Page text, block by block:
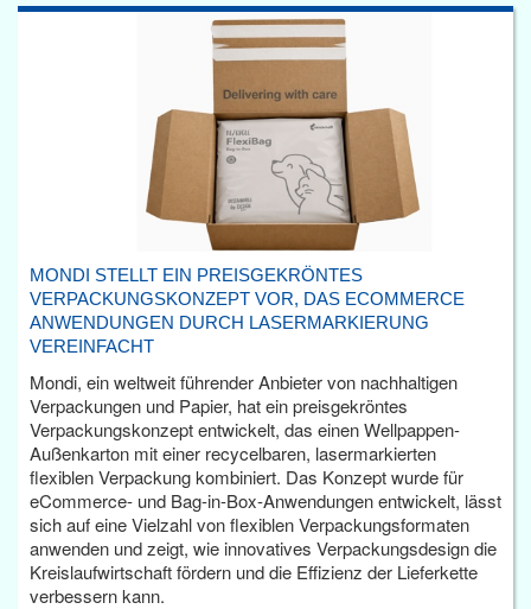
MONDI STELLT EIN PREISGEKRÖNTES
VERPACKUNGSKONZEPT VOR, DAS ECOMMERCE
ANWENDUNGEN DURCH LASERMARKIERUNG
VEREINFACHT
Mondi, ein weltweit führender Anbieter von nachhaltigen
Verpackungen und Papier, hat ein preisgekröntes
Verpackungskonzept entwickelt, das einen Wellpappen-
Außenkarton mit einer recycelbaren, lasermarkierten
flexiblen Verpackung kombiniert. Das Konzept wurde für
eCommerce- und Bag-in-Box-Anwendungen entwickelt, lässt
sich auf eine Vielzahl von flexiblen Verpackungsformaten
anwenden und zeigt, wie innovatives Verpackungsdesign die
Kreislaufwirtschaft fördern und die Effizienz der Lieferkette
verbessern kann.